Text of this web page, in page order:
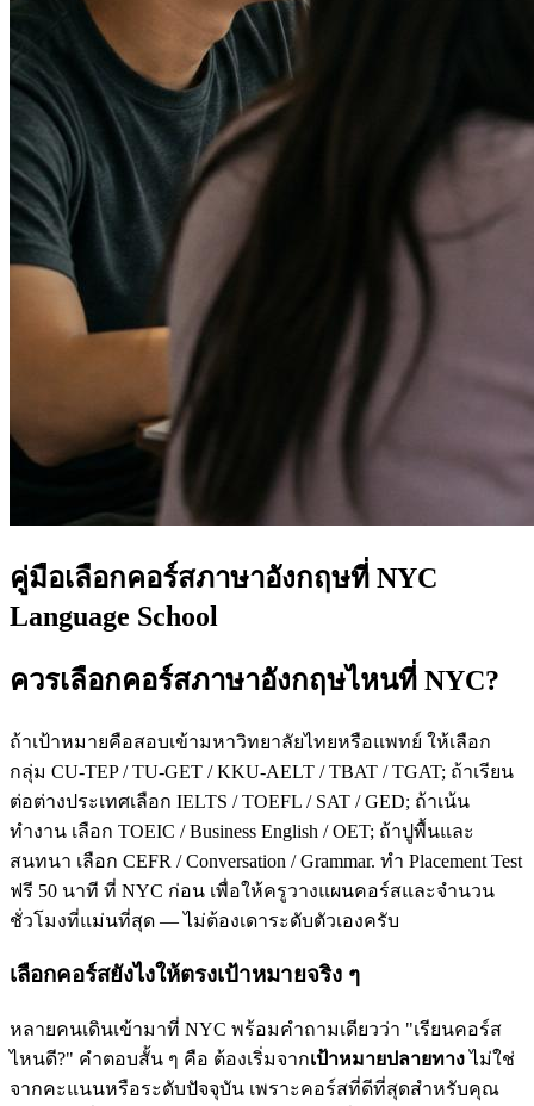
คู่มือเลือกคอร์สภาษาอังกฤษที่ NYC
Language School
ควรเลือกคอร์สภาษาอังกฤษไหนที่ NYC?
ถ้าเป้าหมายคือสอบเข้ามหาวิทยาลัยไทยหรือแพทย์ ให้เลือก
กลุ่ม CU-TEP / TU-GET / KKU-AELT / TBAT / TGAT; ถ้าเรียน
ต่อต่างประเทศเลือก IELTS / TOEFL / SAT / GED; ถ้าเน้น
ทำงาน เลือก TOEIC / Business English / OET; ถ้าปูพื้นและ
สนทนา เลือก CEFR / Conversation / Grammar. ทำ Placement Test
ฟรี 50 นาที ที่ NYC ก่อน เพื่อให้ครูวางแผนคอร์สและจำนวน
ชั่วโมงที่แม่นที่สุด — ไม่ต้องเดาระดับตัวเองครับ
เลือกคอร์สยังไงให้ตรงเป้าหมายจริง ๆ
หลายคนเดินเข้ามาที่ NYC พร้อมคำถามเดียวว่า "เรียนคอร์ส
ไหนดี?" คำตอบสั้น ๆ คือ ต้องเริ่มจากเป้าหมายปลายทางไม่ใช่
จากคะแนนหรือระดับปัจจุบัน เพราะคอร์สที่ดีที่สุดสำหรับคุณ